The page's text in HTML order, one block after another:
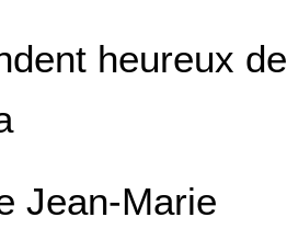
heureux de
Jean-Marie